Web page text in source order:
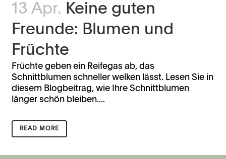
13 Apr. Keine guten
Freunde: Blumen und
Früchte
Früchte geben ein Reifegas ab, das
Schnittblumen schneller welken lässt. Lesen Sie in
diesem Blogbeitrag, wie Ihre Schnittblumen
länger schön bleiben....
READ MORE